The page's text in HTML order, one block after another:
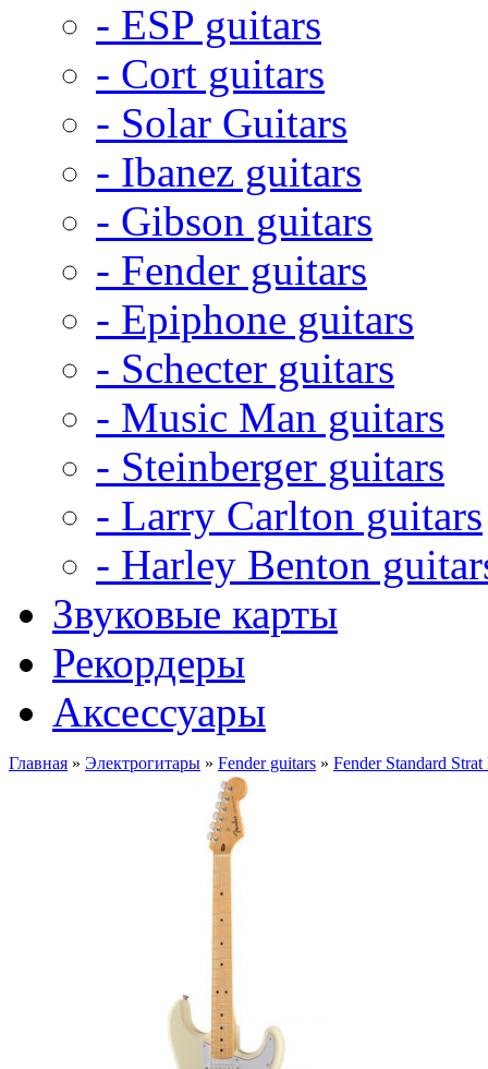
- ESP guitars
- Cort guitars
- Solar Guitars
- Ibanez guitars
- Gibson guitars
- Fender guitars
- Epiphone guitars
- Schecter guitars
- Music Man guitars
- Steinberger guitars
- Larry Carlton guitars
- Harley Benton
Звуковые карты
Рекордеры
Аксессуары
Главная » Электрогитары » Fender guitars » Fender Standard